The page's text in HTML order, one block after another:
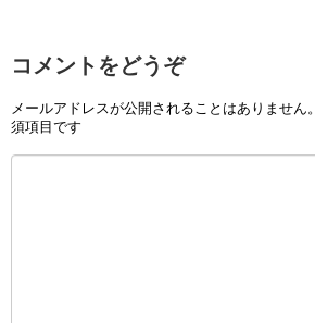
コメントをどうぞ
メールアドレスが公開されることはありません。
須項目です